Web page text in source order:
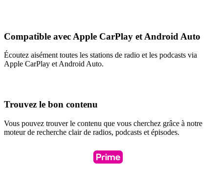
Compatible avec Apple CarPlay et Android Auto
Écoutez aisément toutes les stations de radio et les podcasts via
Apple CarPlay et Android Auto.
Trouvez le bon contenu
Vous pouvez trouver le contenu que vous cherchez grâce à notre
moteur de recherche clair de radios, podcasts et épisodes.